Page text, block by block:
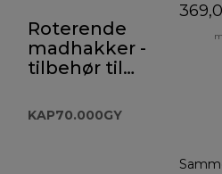
Roterende
madhakker -
tilbehør til
KAP70.000GY
KAP70.000GY